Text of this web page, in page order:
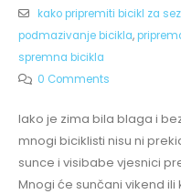
kako pripremiti bicikl za
podmazivanje bicikla,
spremna bicikla
0 Comments
Iako je zima bila blaga i
mnogi biciklisti nisu ni
sunce i visibabe vjesnici
Mnogi će sunčani vikend